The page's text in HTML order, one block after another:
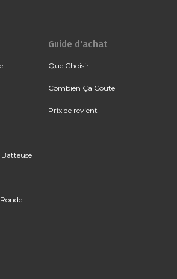
Batteuse
Guide d'achat
Que Choisir
Combien Ça Coûte
Prix de revient